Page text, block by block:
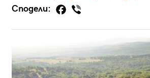
Сподели: